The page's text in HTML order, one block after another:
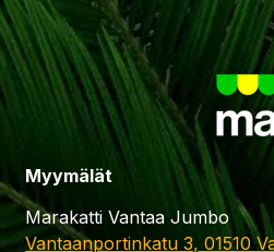
Myymälät
Marakatti Vantaa Jumbo
Vantaanportinkatu 3, 01510